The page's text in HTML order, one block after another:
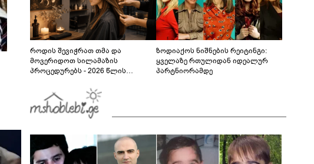
როდის შევიჭრათ თმა და
მოვერიდოთ სილამაზის
პროცედურებს - 2026 წლის
გზამკვლევი
ზოდიაქოს ნიშნების რეიტინგი:
ყველაზე რთულიდან იდეალურ
პარტნიორამდე